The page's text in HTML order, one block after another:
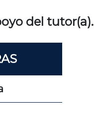
del tutor(a).